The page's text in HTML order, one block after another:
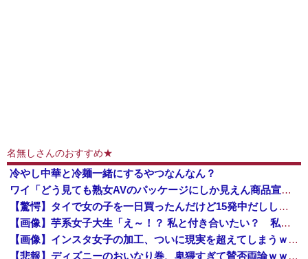
名無しさんのおすすめ★
冷やし中華と冷麺一緒にするやつなんなん？
ワイ「どう見ても熟女AVのパッケージにしか見えん商品宣伝画像でも見るか...」
【驚愕】タイで女の子を一日買ったんだけど15発中だししたｗｗｗｗｗｗｗｗｗｗｗｗｗｗwwww
【画像】芋系女子大生「え～！？ 私と付き合いたい？ 私脱いだらこんなんだけどいいの…？🥺」
【画像】インスタ女子の加工、ついに現実を超えてしまうｗｗｗｗ
【悲報】ディズニーのおいなり巻、卑猥すぎて賛否両論ｗｗｗｗｗｗｗｗ